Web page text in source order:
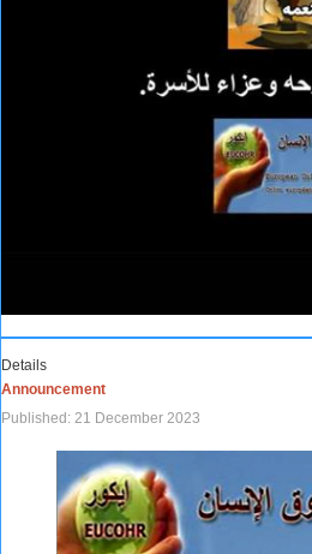
Details
Announcement
Published: 21 December 2023